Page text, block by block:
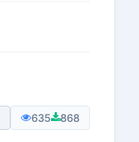
635 868